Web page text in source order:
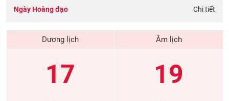
Ngày Hoàng đạo
Chi tiết
Dương lịch
17
Âm lịch
19